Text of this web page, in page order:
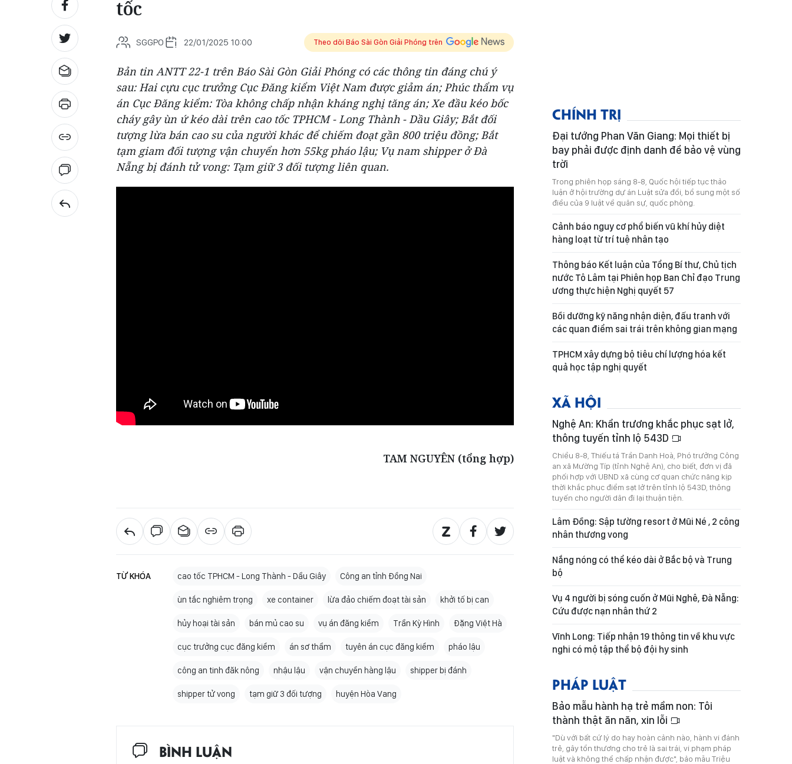
tốc
SGGPO 22/01/2025 10:00 Theo dõi Báo Sài Gòn Giải Phóng trên
Bản tin ANTT 22-1 trên Báo Sài Gòn Giải Phóng có các thông tin đáng chú ý
sau: Hai cựu cục trưởng Cục Đăng kiểm Việt Nam được giảm án; Phúc thẩm vụ
án Cục Đăng kiểm: Tòa không chấp nhận kháng nghị tăng án; Xe đầu kéo bốc
cháy gây ùn ứ kéo dài trên cao tốc TPHCM - Long Thành - Dầu Giây; Bắt đối
tượng lừa bán cao su của người khác để chiếm đoạt gần 800 triệu đồng; Bắt
tạm giam đối tượng vận chuyển hơn 55kg pháo lậu; Vụ nam shipper ở Đà
Nẵng bị đánh tử vong: Tạm giữ 3 đối tượng liên quan.
TAM NGUYÊN (tổng hợp)
TỪ KHÓA cao tốc TPHCM - Long Thành - Dầu Giây Công an tỉnh Đồng Nai
ùn tắc nghiêm trọng xe container lừa đảo chiếm đoạt tài sản khởi tố bị can
hủy hoại tài sản bán mủ cao su vụ án đăng kiểm Trần Kỳ Hình Đặng Việt Hà
cục trưởng cục đăng kiểm án sơ thẩm tuyên án cục đăng kiểm pháo lậu
công an tinh đăk nông nhậu lậu vận chuyển hàng lậu shipper bị đánh
shipper tử vong tạm giữ 3 đối tượng huyện Hòa Vang
BÌNH LUẬN
CHÍNH TRỊ
Đại tướng Phan Văn Giang: Mọi thiết bị
bay phải được định danh để bảo vệ vùng
trời
Trong phiên họp sáng 8-8, Quốc hội tiếp tục thảo
luận ở hội trường dự án Luật sửa đổi, bổ sung một số
điều của 9 luật về quân sự, quốc phòng.
Cảnh báo nguy cơ phổ biến vũ khí hủy diệt
hàng loạt từ trí tuệ nhân tạo
Thông báo Kết luận của Tổng Bí thư, Chủ tịch
nước Tô Lâm tại Phiên họp Ban Chỉ đạo Trung
ương thực hiện Nghị quyết 57
Bồi dưỡng kỹ năng nhận diện, đấu tranh với
các quan điểm sai trái trên không gian mạng
TPHCM xây dựng bộ tiêu chí lượng hóa kết
quả học tập nghị quyết
XÃ HỘI
Nghệ An: Khẩn trương khắc phục sạt lở,
thông tuyến tỉnh lộ 543D
Chiều 8-8, Thiếu tá Trần Danh Hoà, Phó trưởng Công
an xã Mường Típ (tỉnh Nghệ An), cho biết, đơn vị đã
phối hợp với UBND xã cùng cơ quan chức năng kịp
thời khắc phục điểm sạt lở trên tỉnh lộ 543D, thông
tuyến cho người dân đi lại thuận tiện.
Lâm Đồng: Sập tường resort ở Mũi Né , 2 công
nhân thương vong
Nắng nóng có thể kéo dài ở Bắc bộ và Trung
bộ
Vụ 4 người bị sóng cuốn ở Mũi Nghê, Đà Nẵng:
Cứu được nạn nhân thứ 2
Vĩnh Long: Tiếp nhận 19 thông tin về khu vực
nghi có mộ tập thể bộ đội hy sinh
PHÁP LUẬT
Bảo mẫu hành hạ trẻ mầm non: Tôi
thành thật ăn năn, xin lỗi
"Dù với bất cứ lý do hay hoàn cảnh nào, hành vi đánh
trẻ, gây tổn thương cho trẻ là sai trái, vi phạm pháp
luật và không thể chấp nhận được", bảo mẫu Triệu